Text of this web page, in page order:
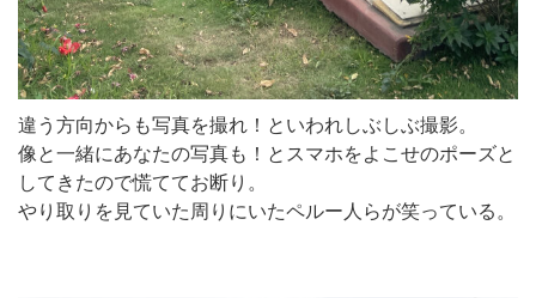
違う方向からも写真を撮れ！といわれしぶしぶ撮影。
像と一緒にあなたの写真も！とスマホをよこせのポーズと
してきたので慌ててお断り。
やり取りを見ていた周りにいたペルー人らが笑っている。